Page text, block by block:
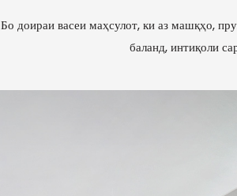
Бо доираи васеи маҳсулот, ки аз машқҳо,
баланд, интиқоли